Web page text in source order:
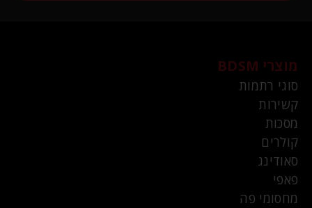
מוצרי BDSM
סוגי רתמות
קשירות
מסכות
קולרים
סאודינג
פאפי
מחסומי פה